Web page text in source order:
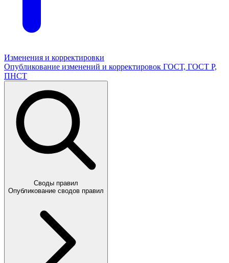
Изменения и корректировки
Опубликование изменений и корректировок ГОСТ, ГОСТ Р,
ПНСТ
Своды правил
Опубликование сводов правил